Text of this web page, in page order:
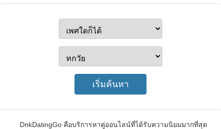
DnkDatingGo คือบริการหาคู่ออนไลน์ที่ได้รับความนิยมมากที่สุด